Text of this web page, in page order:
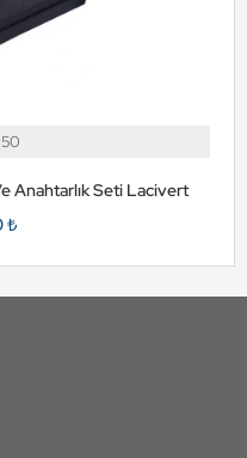
Anahtarlık Seti Lacivert
₺